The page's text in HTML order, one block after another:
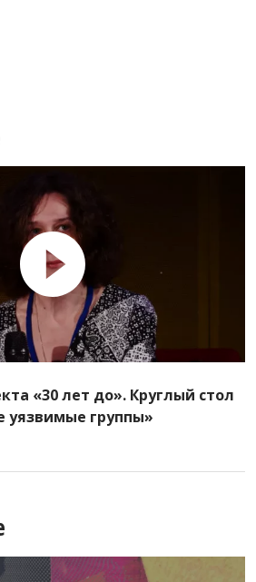
«30 лет до». Круглый стол
уязвимые группы»